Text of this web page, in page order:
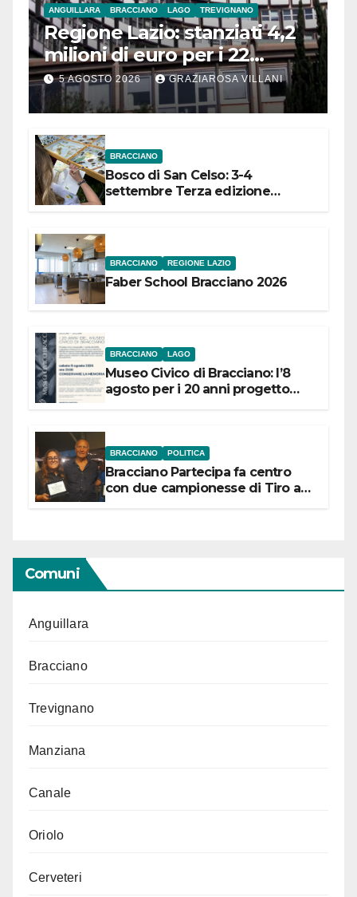
ANGUILLARA BRACCIANO LAGO TREVIGNANO
Regione Lazio: stanziati 4,2
milioni di euro per i 22
Comuni dell’Etruria
Meridionale
5 AGOSTO 2026 GRAZIAROSA VILLANI
BRACCIANO
Bosco di San Celso: 3-4
settembre Terza edizione
BRACCIANO REGIONE LAZIO
Faber School Bracciano 2026
BRACCIANO LAGO
Museo Civico di Bracciano: l’8
agosto per i 20 anni progetto
BRACCIANO POLITICA
Bracciano Partecipa fa centro
con due campionesse di Tiro a
Comuni
Anguillara
Bracciano
Trevignano
Manziana
Canale
Oriolo
Cerveteri